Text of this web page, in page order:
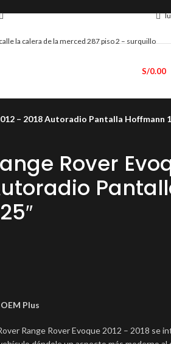
calle la calera de la merced 287 piso 2 – surquillo
S/0.00
– 2018 Autoradio Pantalla Hoffmann
Rover
Plus
Range Rover Evoque 2012 – 2018 se